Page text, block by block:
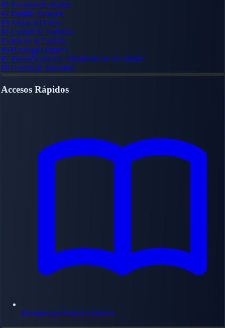
#1 Examen de Hunter
#2 Familia Zoldyck
#3 Arena del Cielo
#4 Ciudad de Yorknew
#5 Isla de la Codicia
#6 Hormiga Quimera
#7 Elección del 13.º Presidente de los Hunter
#8 Guerra de Sucesión
Accesos Rápidos
Resumen de Hunter x Hunter